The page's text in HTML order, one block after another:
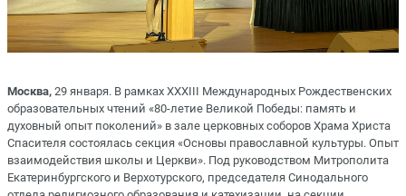
Москва, 29 января. В рамках XXХIII Международных Рождественских
образовательных чтений «80-летие Великой Победы: память и
духовный опыт поколений» в зале церковных соборов Храма Христа
Спасителя состоялась секция «Основы православной культуры. Опыт
взаимодействия школы и Церкви». Под руководством Митрополита
Екатеринбургского и Верхотурского, председателя Синодального